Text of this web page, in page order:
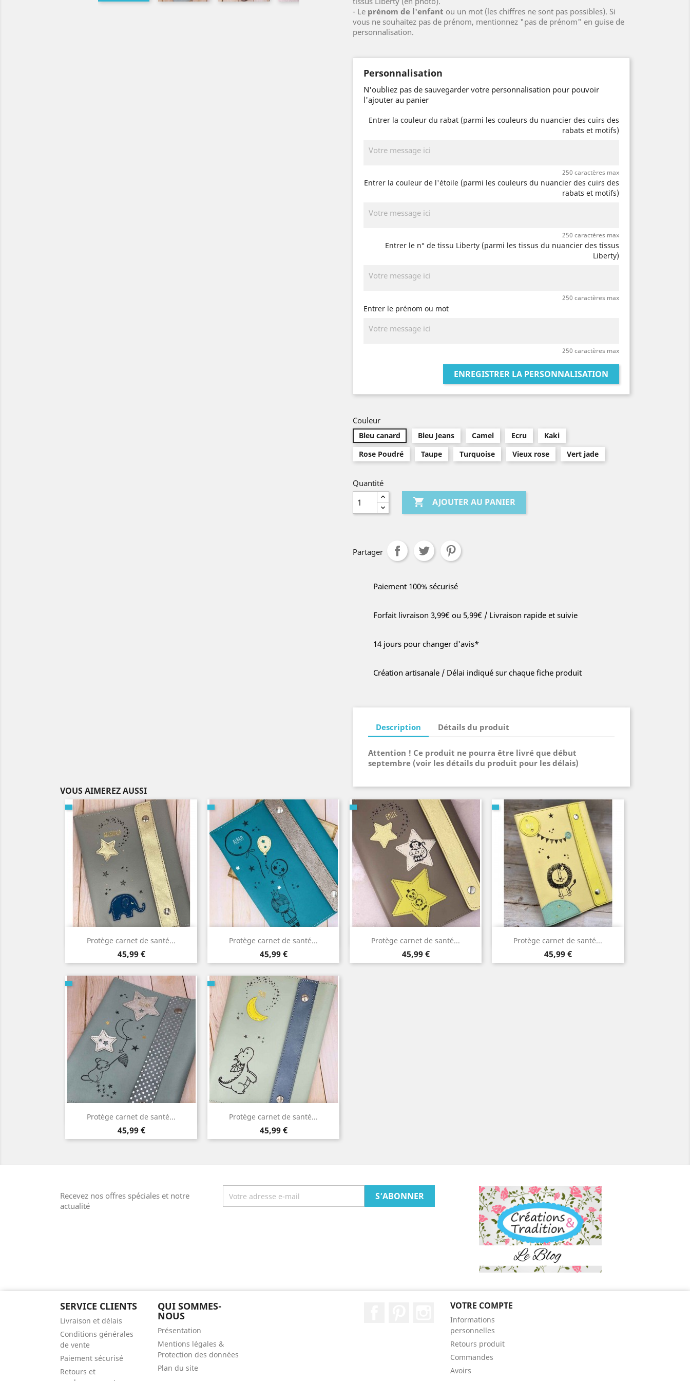
- Le prénom de l'enfant ou un mot (les chiffres ne sont pas possibles). Si
vous ne souhaitez pas de prénom, mentionnez "pas de prénom" en guise de
personnalisation.
Personnalisation
N'oubliez pas de sauvegarder votre personnalisation pour pouvoir
l'ajouter au panier
Entrer la couleur du rabat (parmi les couleurs du nuancier des cuirs des
rabats et motifs)
250 caractères max
Entrer la couleur de l'étoile (parmi les couleurs du nuancier des cuirs des
rabats et motifs)
250 caractères max
Entrer le n° de tissu Liberty (parmi les tissus du nuancier des tissus
Liberty)
250 caractères max
Entrer le prénom ou mot
250 caractères max
ENREGISTRER LA PERSONNALISATION
Couleur
Bleu canard Bleu Jeans Camel Ecru
Kaki
Rose Poudré
Taupe Turquoise Vieux rose Vert jade
Quantité
 AJOUTER AU PANIER
Partager
Paiement 100% sécurisé
Forfait livraison 3,99€ ou 5,99€ / Livraison rapide et suivie
14 jours pour changer d'avis*
Création artisanale / Délai indiqué sur chaque fiche produit
Description Détails du produit
Attention ! Ce produit ne pourra être livré que début
septembre (voir les détails du produit pour les délais)
VOUS AIMEREZ AUSSI
Protège carnet de santé...
Prix
45,99 €
Aperçu rapide Protège carnet de santé...
Prix
45,99 €
Aperçu rapide Protège carnet de santé...
Prix
45,99 €
Aperçu rapide Protège carnet de santé...
Prix
45,99 €
Aperçu rapide
Protège carnet de santé...
Prix
45,99 €
Aperçu rapide Protège carnet de santé...
Prix
45,99 €
Aperçu rapide
Recevez nos offres spéciales et notre
actualité
SERVICE CLIENTS
Livraison et délais
Conditions générales
de vente
Paiement sécurisé
Retours et
QUI SOMMES-
NOUS
Présentation
Mentions légales &
Protection des données
Plan du site
Instagram
VOTRE COMPTE
Informations
personnelles
Retours produit
Commandes
Avoirs